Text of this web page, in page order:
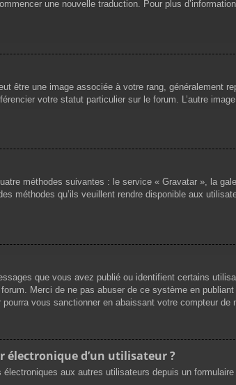
une nouvelle traduction. Pour plus
être une image associée à votre rang, généralement
votre statut particulier sur le forum. L’autre
méthodes suivantes : le service « Gravatar », la
méthodes qu’ils veuillent rendre disponible aux
que vous avez publié ou identifient certains
Merci de ne pas abuser de ce système en
vous sanctionner en abaissant votre compteur de
électronique d’un utilisateur ?
aux autres utilisateurs depuis un formulaire